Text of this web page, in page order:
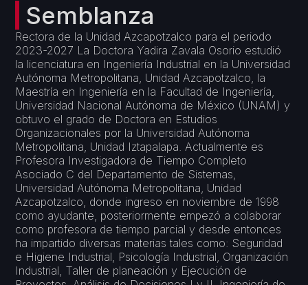
Semblanza
Rectora de la Unidad Azcapotzalco para el periodo
2023-2027 La Doctora Yadira Zavala Osorio estudió
la licenciatura en Ingeniería Industrial en la Universidad
Autónoma Metropolitana, Unidad Azcapotzalco, la
Maestría en Ingeniería en la Facultad de Ingeniería,
Universidad Nacional Autónoma de México (UNAM) y
obtuvo el grado de Doctora en Estudios
Organizacionales por la Universidad Autónoma
Metropolitana, Unidad Iztapalapa. Actualmente es
Profesora Investigadora de Tiempo Completo
Asociado C del Departamento de Sistemas,
Universidad Autónoma Metropolitana, Unidad
Azcapotzalco, donde ingreso en noviembre de 1998
como ayudante, posteriormente empezó a colaborar
como profesora de tiempo parcial y desde entonces
ha impartido diversas materias tales como: Seguridad
e Higiene Industrial, Psicología Industrial, Organización
Industrial, Taller de planeación y Ejecución de